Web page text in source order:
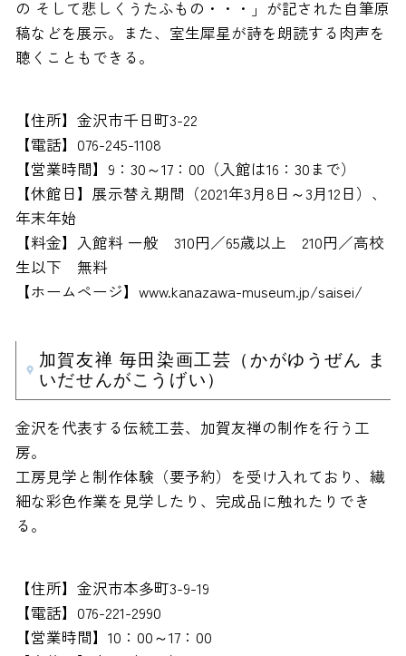
の そして悲しくうたふもの・・・」が記された自筆原
稿などを展示。また、室生犀星が詩を朗読する肉声を
聴くこともできる。
【住所】金沢市千日町3-22
【電話】076-245-1108
【営業時間】9：30～17：00（入館は16：30まで）
【休館日】展示替え期間（2021年3月8日～3月12日）、
年末年始
【料金】入館料 一般 310円／65歳以上 210円／高校
生以下 無料
【ホームページ】www.kanazawa-museum.jp/saisei/
加賀友禅 毎田染画工芸（かがゆうぜん ま
いだせんがこうげい）
金沢を代表する伝統工芸、加賀友禅の制作を行う工
房。
工房見学と制作体験（要予約）を受け入れており、繊
細な彩色作業を見学したり、完成品に触れたりでき
る。
【住所】金沢市本多町3-9-19
【電話】076-221-2990
【営業時間】10：00～17：00